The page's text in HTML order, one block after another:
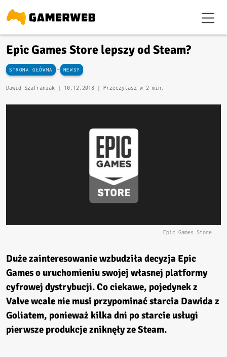
Epic Games Store lepszy od Steam?
STRONA GŁÓWNA - NEWSY
Dawid Szafraniak | 10.12.2018 | Przeczytasz w 2 min.
Epic Games Store
Duże zainteresowanie wzbudziła decyzja Epic
Games o uruchomieniu swojej własnej platformy
cyfrowej dystrybucji. Co ciekawe, pojedynek z
Valve wcale nie musi przypominać starcia Dawida z
Goliatem, ponieważ kilka dni po starcie usługi
pierwsze produkcje zniknęły ze Steam.